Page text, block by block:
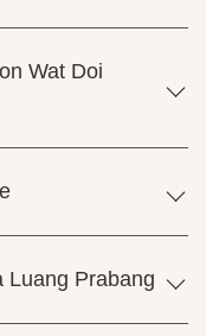
Wat Doi
Luang Prabang